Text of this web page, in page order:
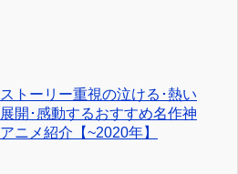
ストーリー重視の泣ける･熱い
展開･感動するおすすめ名作神
アニメ紹介【~2020年】